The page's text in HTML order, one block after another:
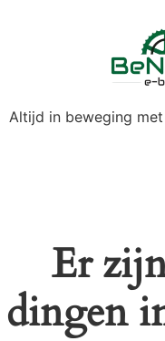
Altijd in beweging
Er
dingen